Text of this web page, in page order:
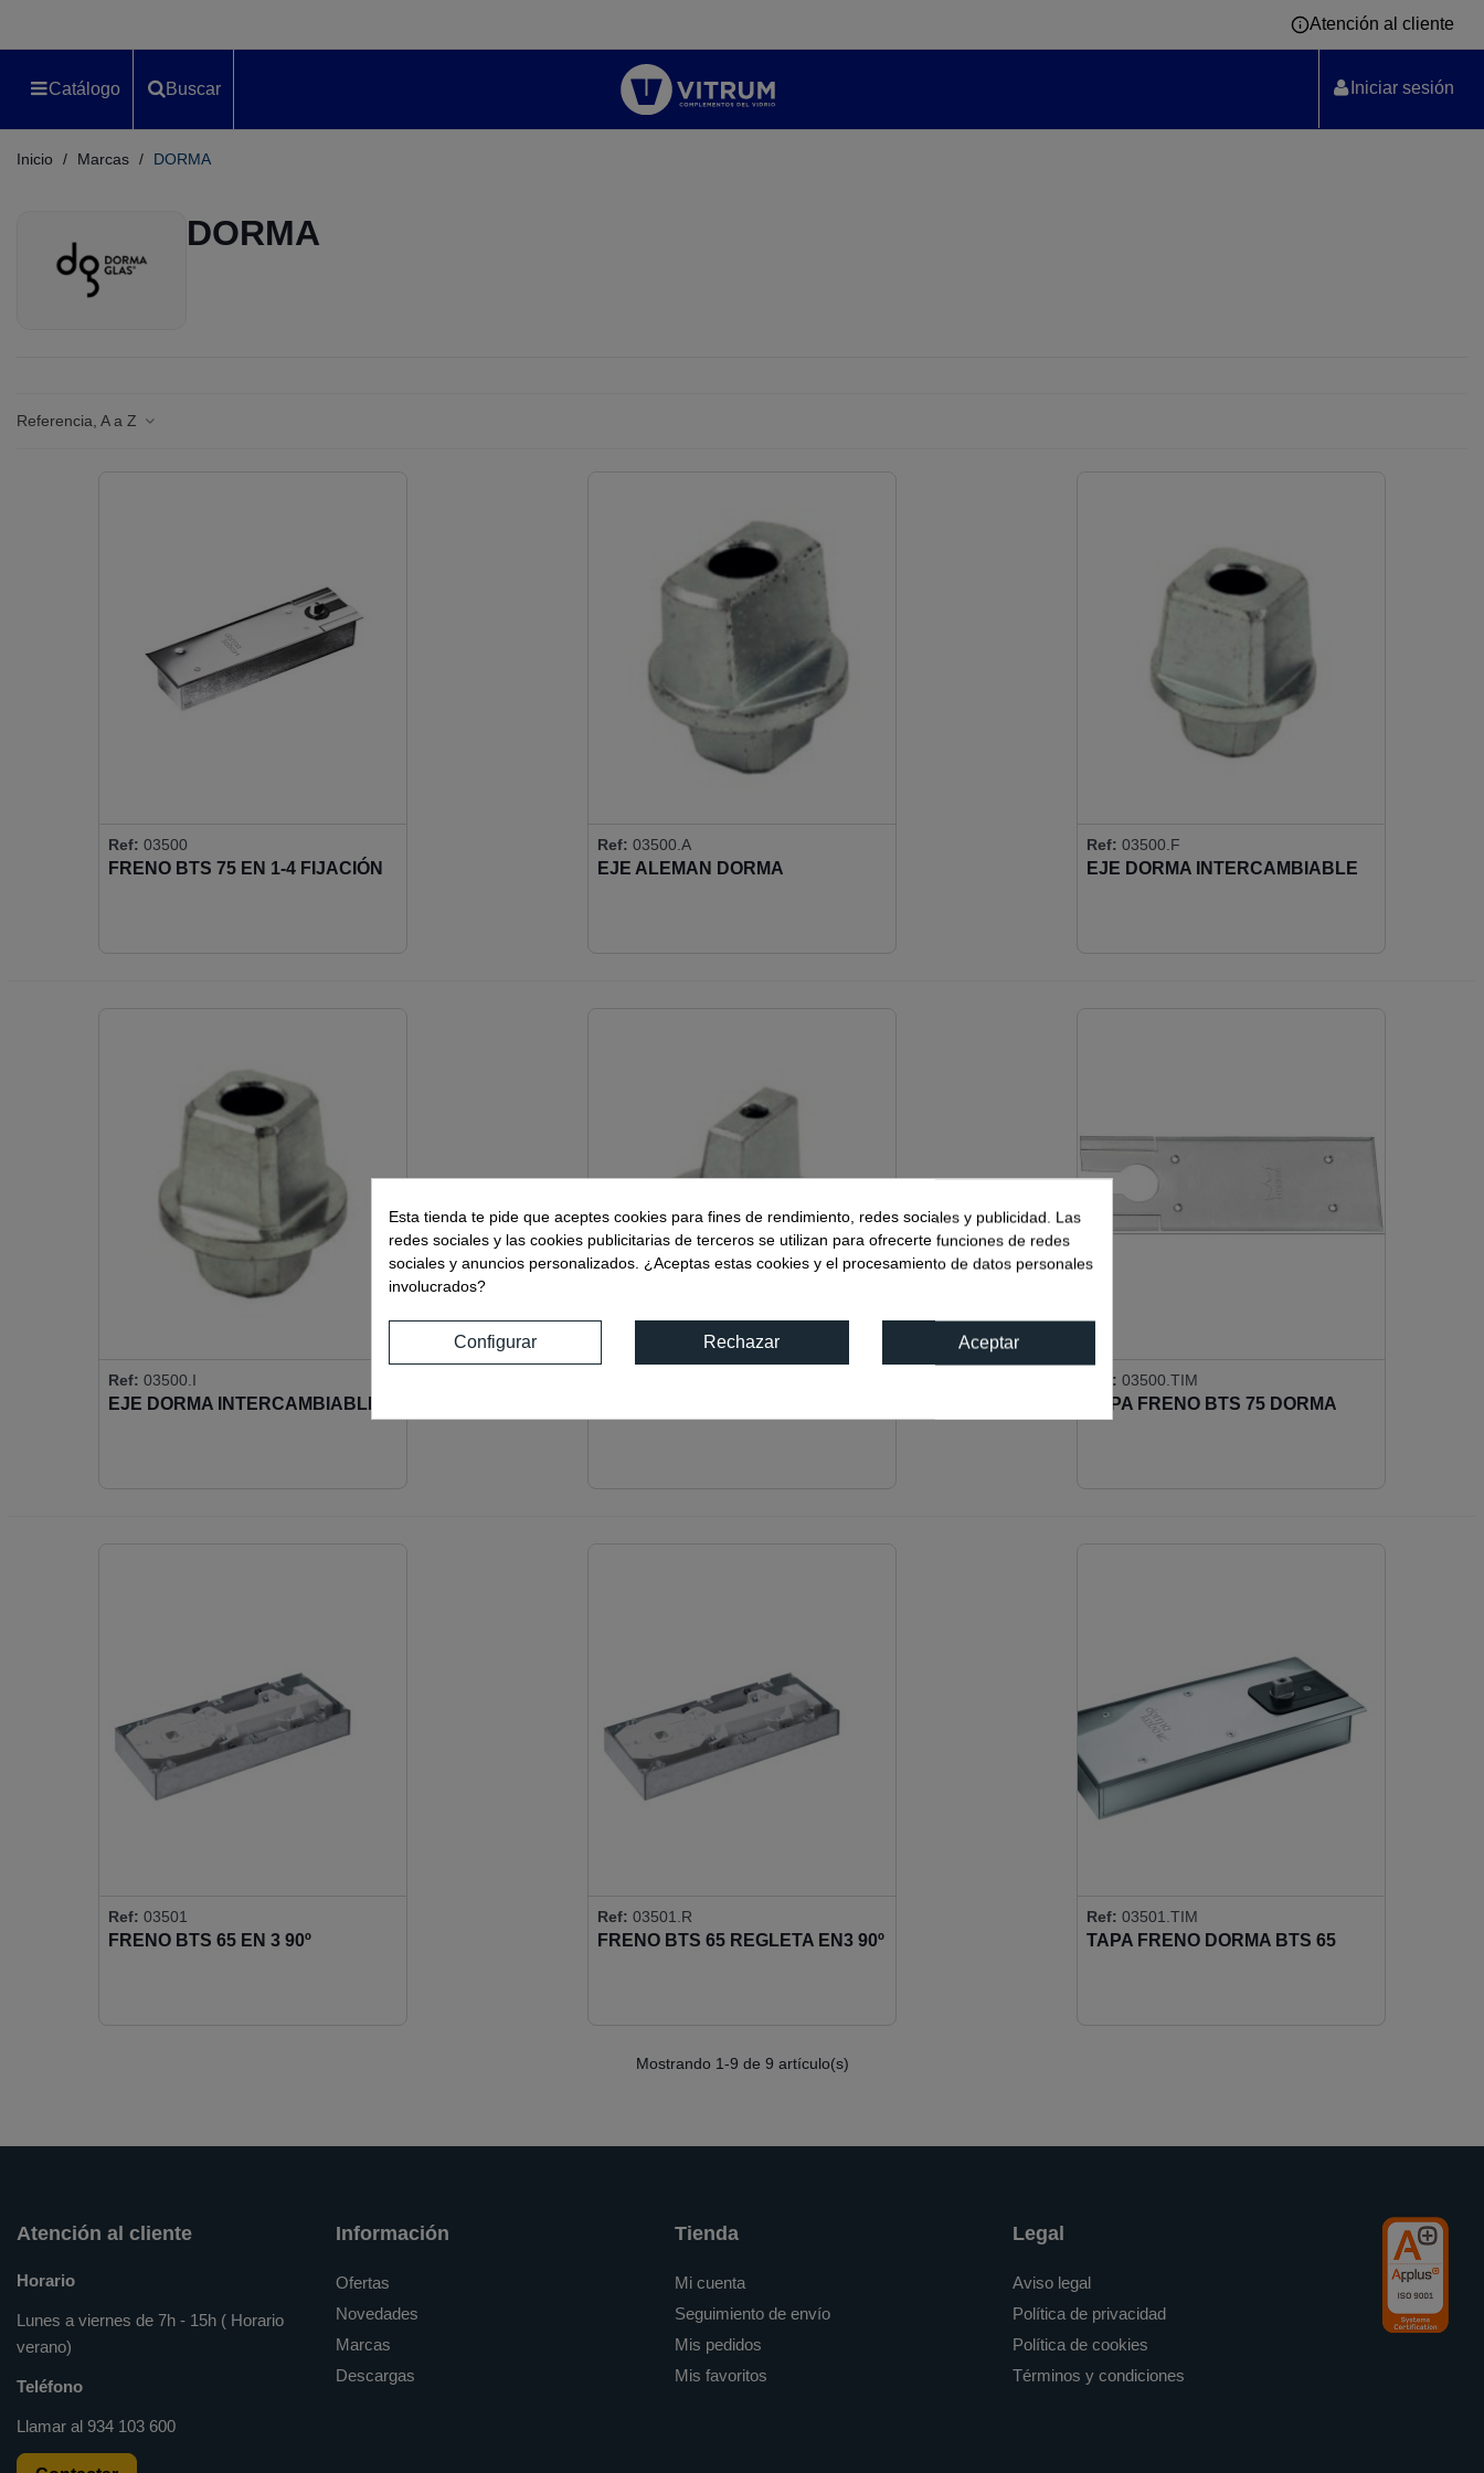
Atención al cliente
Catálogo Buscar Iniciar sesión
Inicio / Marcas / DORMA
DORMA
Referencia, A a Z
FRENO BTS 75 EN 1-4 FIJACIÓN
Ref: 03500
EJE ALEMAN DORMA
Ref: 03500.A
EJE DORMA INTERCAMBIABLE
Ref: 03500.F
EJE DORMA INTERCAMBIABLE
Ref: 03500.I
TAPA FRENO BTS 75 DORMA
Ref: 03500.TIM
FRENO BTS 65 EN 3 90º
Ref: 03501
FRENO BTS 65 REGLETA EN3 90º
Ref: 03501.R
TAPA FRENO DORMA BTS 65
Ref: 03501.TIM
Mostrando 1-9 de 9 artículo(s)
Atención al cliente
Horario
Lunes a viernes de 7h - 15h ( Horario
verano)
Teléfono
Llamar al 934 103 600
Información
Ofertas
Novedades
Marcas
Descargas
Tienda
Mi cuenta
Seguimiento de envío
Mis pedidos
Mis favoritos
Legal
Aviso legal
Política de privacidad
Política de cookies
Términos y condiciones
Esta tienda te pide que aceptes cookies para fines de rendimiento, redes sociales y publicidad. Las
redes sociales y las cookies publicitarias de terceros se utilizan para ofrecerte funciones de redes
sociales y anuncios personalizados. ¿Aceptas estas cookies y el procesamiento de datos personales
involucrados?
Configurar Rechazar Aceptar